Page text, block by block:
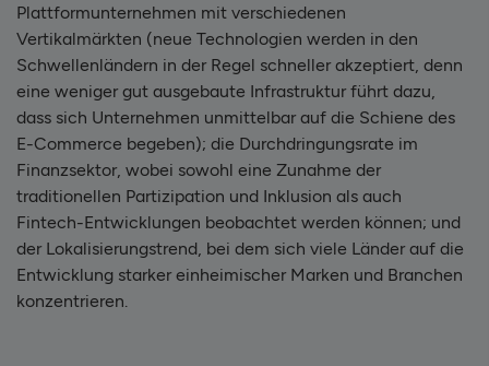
Plattformunternehmen mit verschiedenen
Vertikalmärkten (neue Technologien werden in den
Schwellenländern in der Regel schneller akzeptiert, denn
eine weniger gut ausgebaute Infrastruktur führt dazu,
dass sich Unternehmen unmittelbar auf die Schiene des
E-Commerce begeben); die Durchdringungsrate im
Finanzsektor, wobei sowohl eine Zunahme der
traditionellen Partizipation und Inklusion als auch
Fintech-Entwicklungen beobachtet werden können; und
der Lokalisierungstrend, bei dem sich viele Länder auf die
Entwicklung starker einheimischer Marken und Branchen
konzentrieren.